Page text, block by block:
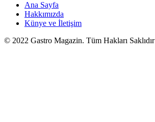
Ana Sayfa
Hakkımızda
Künye ve İletişim
© 2022 Gastro Magazin. Tüm Hakları Saklıdır